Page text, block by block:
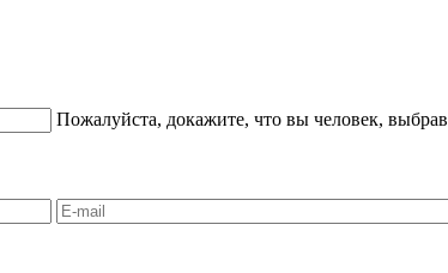
Пожалуйста, докажите, что вы человек, выбрав